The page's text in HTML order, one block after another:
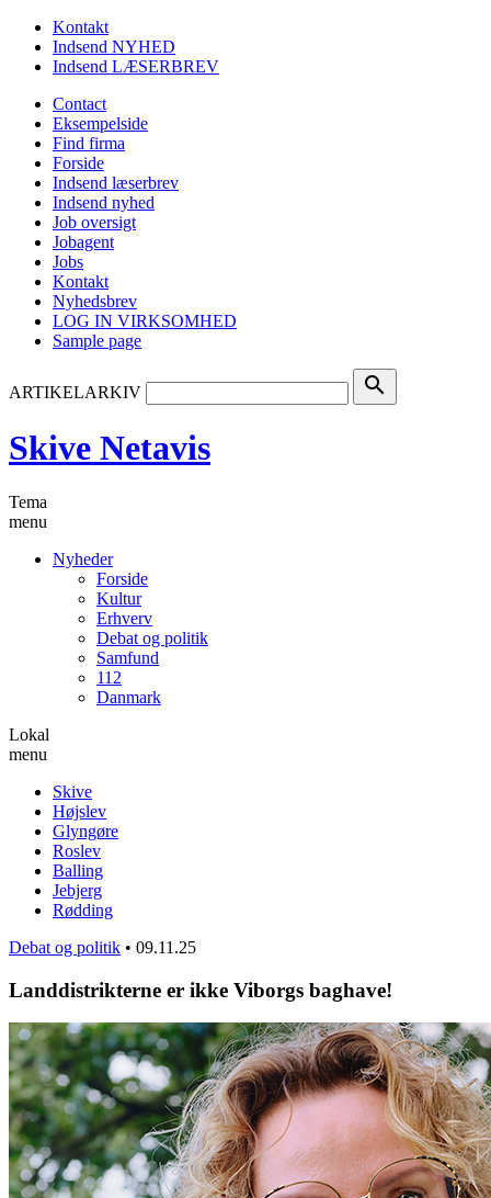
Kontakt
Indsend NYHED
Indsend LÆSERBREV
Contact
Eksempelside
Find firma
Forside
Indsend læserbrev
Indsend nyhed
Job oversigt
Jobagent
Jobs
Kontakt
Nyhedsbrev
LOG IN VIRKSOMHED
Sample page
ARTIKELARKIV search
Skive Netavis
Tema
menu
Nyheder
Forside
Kultur
Erhverv
Debat og politik
Samfund
112
Danmark
Lokal
menu
Skive
Højslev
Glyngøre
Roslev
Balling
Jebjerg
Rødding
Debat og politik • 09.11.25
Landdistrikterne er ikke Viborgs baghave!